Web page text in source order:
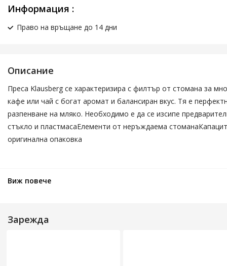
Информация :
Право на връщане до 14 дни
Описание
Преса Klausberg се характеризира с филтър от стомана за
кафе или чай с богат аромат и балансиран вкус. Тя е
разпенване на мляко. Необходимо е да се изсипе
стъкло и пластмасаЕлементи от неръждаема
оригинална опаковка
Виж повече
Зарежда